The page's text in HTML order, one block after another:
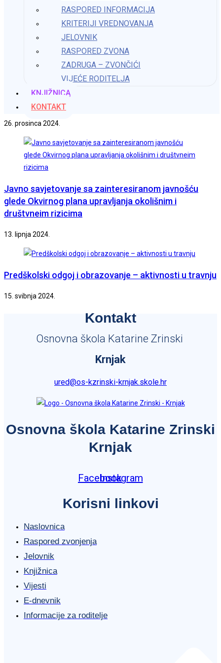
RASPORED INFORMACIJA
KRITERIJI VREDNOVANJA
JELOVNIK
RASPORED ZVONA
ZADRUGA – ZVONČIĆI
VIJEĆE RODITELJA
KNJIŽNICA
KONTAKT
Obrazac za sudjelovanje u javnom savjetovanju
Nacrt prijedloga Pravilnika o jednostavnoj nabavi u OŠ Katarine
Zrinski, Krnjak 2026
Možda nešto kao
Blagdanska čestitka i priredba učenika naše škole
26. prosinca 2024.
Javno savjetovanje sa zainteresiranom javnošću
glede Okvirnog plana upravljanja okolišnim i
društvneim rizicima
13. lipnja 2024.
Predškolski odgoj i obrazovanje – aktivnosti u travnju
15. svibnja 2024.
Kontakt
Osnovna škola Katarine Zrinski
Krnjak
ured@os-kzrinski-krnjak.skole.hr
Osnovna škola Katarine Zrinski
Krnjak
FacebookInstagram
Korisni linkovi
Naslovnica
Raspored zvonjenja
Jelovnik
Knjižnica
Vijesti
E-dnevnik
Informacije za roditelje